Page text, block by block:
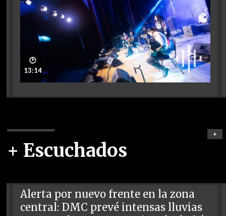
🕑
13:14
+ Escuchados
+
Alerta por nuevo frente en la zona
central: DMC prevé intensas lluvias